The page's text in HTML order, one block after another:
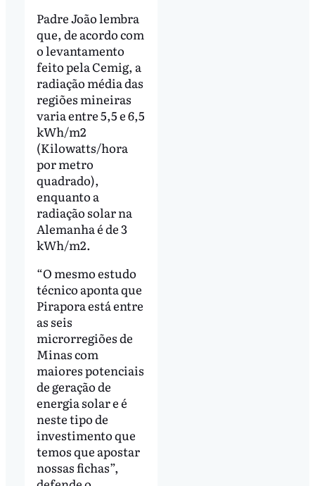
Padre João lembra
que, de acordo com
o levantamento
feito pela Cemig, a
radiação média das
regiões mineiras
varia entre 5,5 e 6,5
kWh/m2
(Kilowatts/hora
por metro
quadrado),
enquanto a
radiação solar na
Alemanha é de 3
kWh/m2.
“O mesmo estudo
técnico aponta que
Pirapora está entre
as seis
microrregiões de
Minas com
maiores potenciais
de geração de
energia solar e é
neste tipo de
investimento que
temos que apostar
nossas fichas”,